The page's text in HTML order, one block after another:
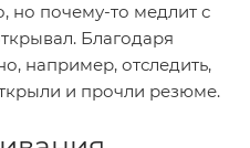
но почему-то медлит с
Благодаря
например, отследить,
и прочли резюме.